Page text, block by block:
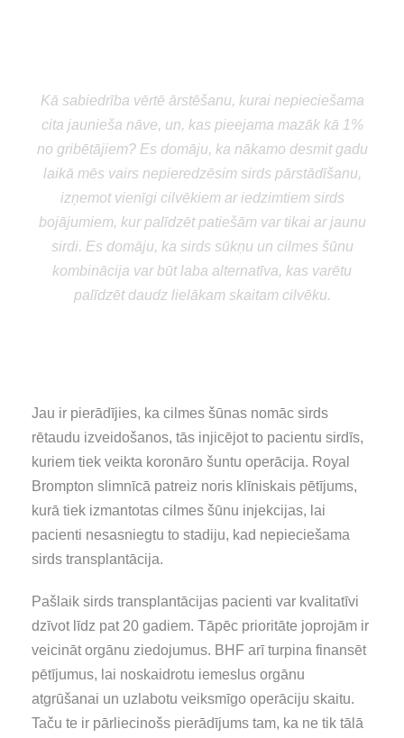
Kā sabiedrība vērtē ārstēšanu, kurai nepieciešama
cita jaunieša nāve, un, kas pieejama mazāk kā 1%
no gribētājiem? Es domāju, ka nākamo desmit gadu
laikā mēs vairs nepieredzēsim sirds pārstādīšanu,
izņemot vienīgi cilvēkiem ar iedzimtiem sirds
bojājumiem, kur palīdzēt patiešām var tikai ar jaunu
sirdi. Es domāju, ka sirds sūkņu un cilmes šūnu
kombinācija var būt laba alternatīva, kas varētu
palīdzēt daudz lielākam skaitam cilvēku.
Jau ir pierādījies, ka cilmes šūnas nomāc sirds
rētaudu izveidošanos, tās injicējot to pacientu sirdīs,
kuriem tiek veikta koronāro šuntu operācija. Royal
Brompton slimnīcā patreiz noris klīniskais pētījums,
kurā tiek izmantotas cilmes šūnu injekcijas, lai
pacienti nesasniegtu to stadiju, kad nepieciešama
sirds transplantācija.
Pašlaik sirds transplantācijas pacienti var kvalitatīvi
dzīvot līdz pat 20 gadiem. Tāpēc prioritāte joprojām ir
veicināt orgānu ziedojumus. BHF arī turpina finansēt
pētījumus, lai noskaidrotu iemeslus orgānu
atgrūšanai un uzlabotu veiksmīgo operāciju skaitu.
Taču te ir pārliecinošs pierādījums tam, ka ne tik tālā